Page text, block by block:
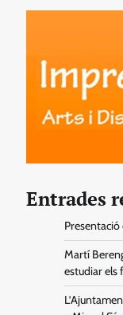
Entrades
Martí
estudiar els